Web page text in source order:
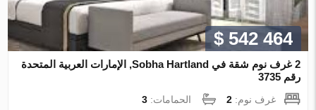
$ 542 464
2 غرف نوم شقة في Sobha Hartland, الإمارات العربية المتحدة
رقم 3735
غرف نوم:2 الحمامات:3